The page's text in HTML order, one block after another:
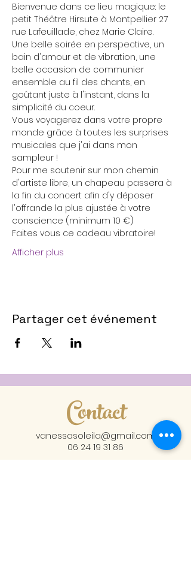
Bienvenue dans ce lieu magique: le
petit Théâtre Hirsute à Montpellier 27
rue Lafeuillade, chez Marie Claire.
Une belle soirée en perspective, un
bain d'amour et de vibration, une
belle occasion de communier
ensemble au fil des chants, en
goûtant juste à l'instant, dans la
simplicité du coeur.
Vous voyagerez dans votre propre
monde grâce à toutes les surprises
musicales que j'ai dans mon
sampleur !
Pour me soutenir sur mon chemin
d'artiste libre, un chapeau passera à
la fin du concert afin d'y déposer
l'offrande la plus ajustée à votre
conscience (minimum 10 €)
Faites vous ce cadeau vibratoire!
Afficher plus
Partager cet événement
Contact
vanessasoleila@gmail.com
06 24 19 31 86